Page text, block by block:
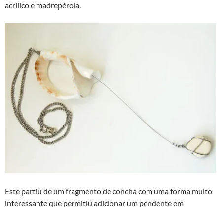
acrilico e madrepérola.
Este partiu de um fragmento de concha com uma forma muito
interessante que permitiu adicionar um pendente em